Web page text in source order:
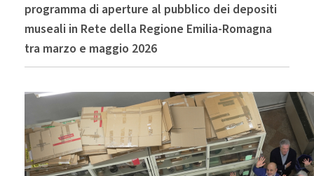
programma di aperture al pubblico dei depositi
museali in Rete della Regione Emilia-Romagna
tra marzo e maggio 2026